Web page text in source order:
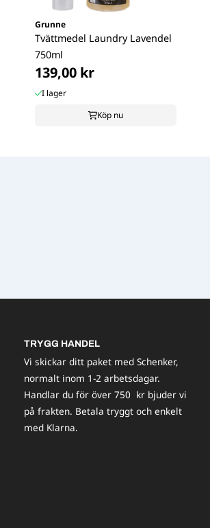
Grunne
Tvättmedel Laundry Lavendel
750ml
139,00 kr
I lager
Köp nu
TRYGG HANDEL
Vi skickar ditt paket med Schenker,
normalt inom 1-2 arbetsdagar.
Handlar du för över 750 kr bjuder vi
på frakten. Betala tryggt och enkelt
med Klarna.